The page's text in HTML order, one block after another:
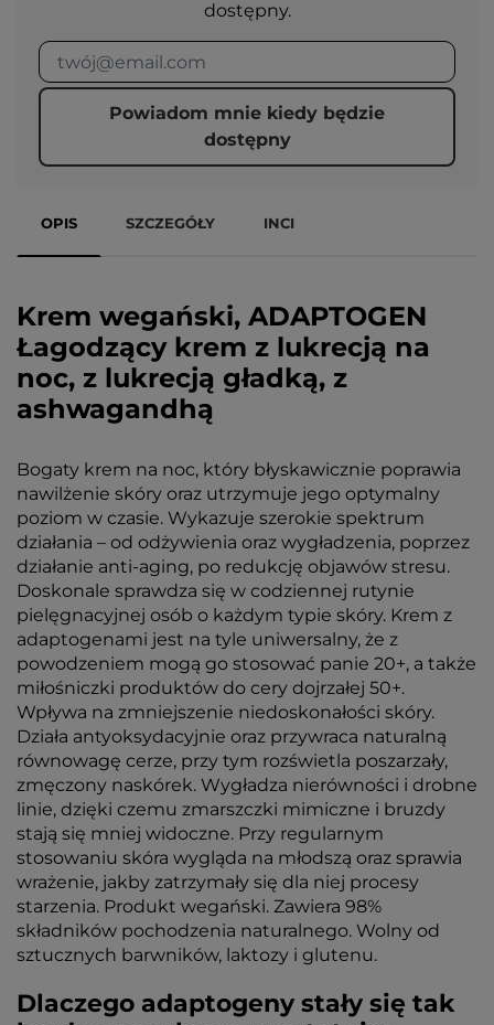
dostępny.
Powiadom mnie kiedy będzie
dostępny
OPIS SZCZEGÓŁY INCI
Krem wegański, ADAPTOGEN
Łagodzący krem z lukrecją na
noc, z lukrecją gładką, z
ashwagandhą
Bogaty krem na noc, który błyskawicznie poprawia
nawilżenie skóry oraz utrzymuje jego optymalny
poziom w czasie. Wykazuje szerokie spektrum
działania – od odżywienia oraz wygładzenia, poprzez
działanie anti-aging, po redukcję objawów stresu.
Doskonale sprawdza się w codziennej rutynie
pielęgnacyjnej osób o każdym typie skóry. Krem z
adaptogenami jest na tyle uniwersalny, że z
powodzeniem mogą go stosować panie 20+, a także
miłośniczki produktów do cery dojrzałej 50+.
Wpływa na zmniejszenie niedoskonałości skóry.
Działa antyoksydacyjnie oraz przywraca naturalną
równowagę cerze, przy tym rozświetla poszarzały,
zmęczony naskórek. Wygładza nierówności i drobne
linie, dzięki czemu zmarszczki mimiczne i bruzdy
stają się mniej widoczne. Przy regularnym
stosowaniu skóra wygląda na młodszą oraz sprawia
wrażenie, jakby zatrzymały się dla niej procesy
starzenia. Produkt wegański. Zawiera 98%
składników pochodzenia naturalnego. Wolny od
sztucznych barwników, laktozy i glutenu.
Dlaczego adaptogeny stały się tak